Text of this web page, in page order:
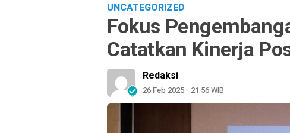
UNCATEGORIZED
Fokus
Catatkan Kinerja
Redaksi
26 Feb 2025 - 21:56 WIB